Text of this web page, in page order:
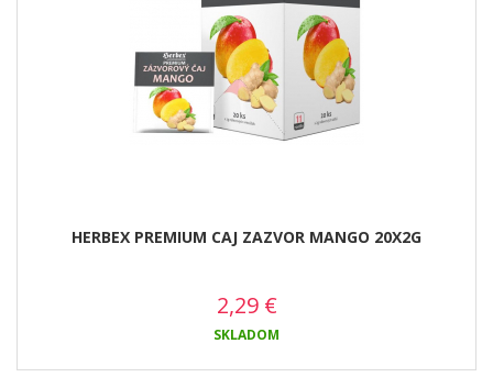
HERBEX PREMIUM CAJ ZAZVOR MANGO 20X2G
2,29 €
SKLADOM